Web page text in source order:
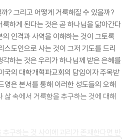
? 그리고 어떻게 거룩해질 수 있을까?
하게 된다는 것은 곧 하나님을 닮아간다
인격과 사역을 이해하는 것이 그토록
스도인으로 사는 것이 그저 기도를 드리
하는 것은 우리가 하나님께 받은 은혜를
국의 대학개혁파교회의 담임이자 주목받
영은 본서를 통해 이러한 성도들의 오해
삶 속에서 거룩함을 추구하는 것에 대해
추구하는 것 사이에 괴리가 존재한다면 반